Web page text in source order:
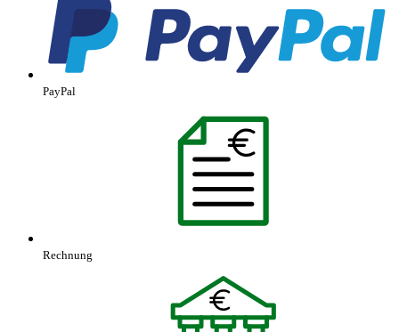
PayPal
Rechnung